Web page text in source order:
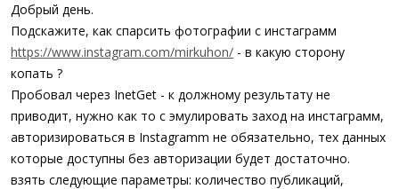
а
Добрый день.
Подскажите, как спарсить фотографии с инстаграмм
https://www.instagram.com/mirkuhon/ - в какую сторону
копать ?
Пробовал через InetGet - к должному результату не
приводит, нужно как то с эмулировать заход на инстаграмм,
авторизироваться в Instagramm не обязательно, тех данных
которые доступны без авторизации будет достаточно.
взять следующие параметры: количество публикаций,